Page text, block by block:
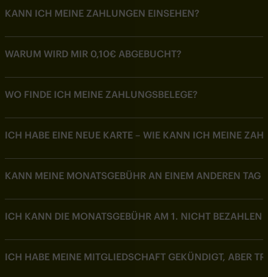
KANN ICH MEINE ZAHLUNGEN EINSEHEN?
WARUM WIRD MIR 0,10€ ABGEBUCHT?
WO FINDE ICH MEINE ZAHLUNGSBELEGE?
ICH HABE EINE NEUE KARTE – WIE KANN ICH MEINE
KANN MEINE MONATSGEBÜHR AN EINEM ANDEREN TAG
ICH KANN DIE MONATSGEBÜHR AM 1. NICHT BEZAHLEN
ICH HABE MEINE MITGLIEDSCHAFT GEKÜNDIGT, ABER